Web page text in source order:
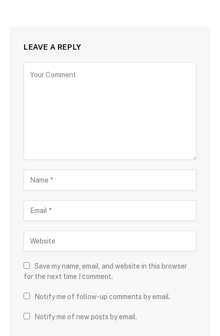
LEAVE A REPLY
Save my name, email, and website in this browser
for the next time I comment.
Notify me of follow-up comments by email.
Notify me of new posts by email.